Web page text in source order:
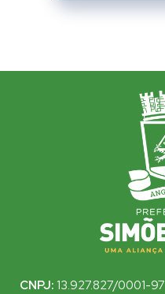
CNPJ: 13.927.827/0001-97